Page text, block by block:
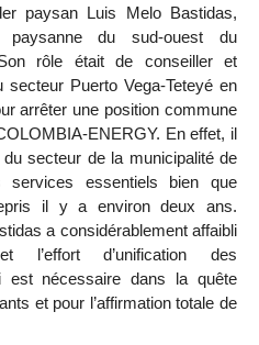
paysan Luis Melo Bastidas,
paysanne du sud-ouest du
rôle était de conseiller et
Puerto Vega-Teteyé en
arrêter une position commune
ENERGY. En effet, il
secteur de la municipalité de
services essentiels bien que
il y a environ deux ans.
a considérablement affaibli
l’effort d’unification des
est nécessaire dans la quête
et pour l’affirmation totale de